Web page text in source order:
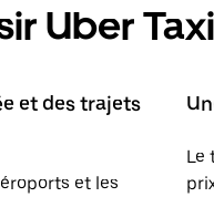
Uber
et des trajets
et les
Le